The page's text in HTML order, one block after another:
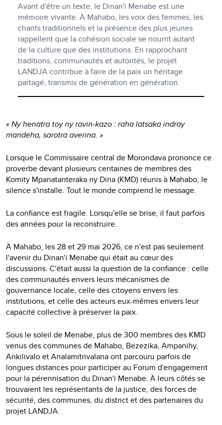
Avant d'être un texte, le Dinan'i Menabe est une
mémoire vivante. À Mahabo, les voix des femmes, les
chants traditionnels et la présence des plus jeunes
rappellent que la cohésion sociale se nourrit autant
de la culture que des institutions. En rapprochant
traditions, communautés et autorités, le projet
LANDJA contribue à faire de la paix un héritage
partagé, transmis de génération en génération.
« Ny henatra toy ny ravin-kazo : raha latsaka indray
mandeha, sarotra averina. »
Lorsque le Commissaire central de Morondava prononce ce
proverbe devant plusieurs centaines de membres des
Komity Mpanatanteraka ny Dina (KMD) réunis à Mahabo, le
silence s'installe. Tout le monde comprend le message.
La confiance est fragile. Lorsqu'elle se brise, il faut parfois
des années pour la reconstruire.
À Mahabo, les 28 et 29 mai 2026, ce n'est pas seulement
l'avenir du Dinan'i Menabe qui était au cœur des
discussions. C'était aussi la question de la confiance : celle
des communautés envers leurs mécanismes de
gouvernance locale, celle des citoyens envers les
institutions, et celle des acteurs eux-mêmes envers leur
capacité collective à préserver la paix.
Sous le soleil de Menabe, plus de 300 membres des KMD
venus des communes de Mahabo, Bezezika, Ampanihy,
Ankilivalo et Analamitrivalana ont parcouru parfois de
longues distances pour participer au Forum d'engagement
pour la pérennisation du Dinan'i Menabe. À leurs côtés se
trouvaient les représentants de la justice, des forces de
sécurité, des communes, du district et des partenaires du
projet LANDJA.